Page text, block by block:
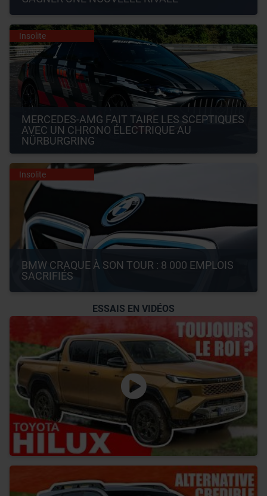
Insolite
MERCEDES-AMG FAIT TAIRE LES SCEPTIQUES
AVEC UN CHRONO ÉLECTRIQUE AU
NÜRBURGRING
Insolite
BMW CRAQUE À SON TOUR : 8 000 EMPLOIS
SACRIFIÉS
ESSAIS EN VIDÉOS